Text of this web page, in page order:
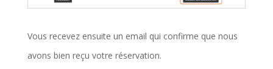
Vous recevez ensuite un email qui confirme que nous
avons bien reçu votre réservation.